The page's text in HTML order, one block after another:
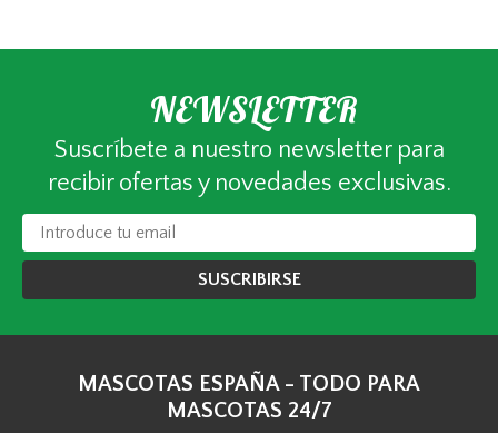
NEWSLETTER
Suscríbete a nuestro newsletter para
recibir ofertas y novedades exclusivas.
SUSCRIBIRSE
MASCOTAS ESPAÑA - TODO PARA
MASCOTAS 24/7